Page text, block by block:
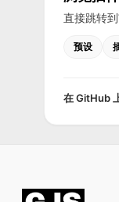
直接跳转
预设
在 GitHub